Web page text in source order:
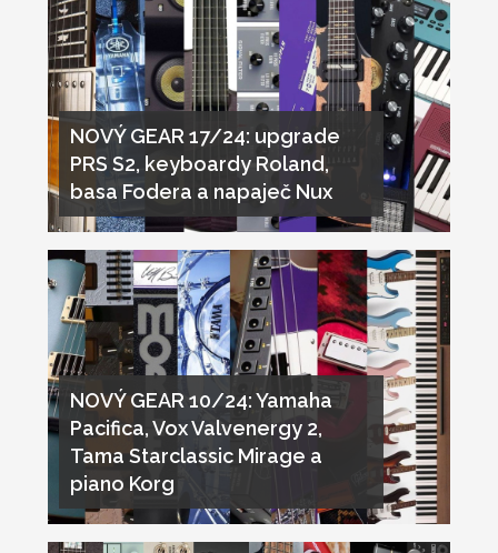
NOVÝ GEAR 17/24: upgrade
PRS S2, keyboardy Roland,
basa Fodera a napaječ Nux
NOVÝ GEAR 10/24: Yamaha
Pacifica, Vox Valvenergy 2,
Tama Starclassic Mirage a
piano Korg